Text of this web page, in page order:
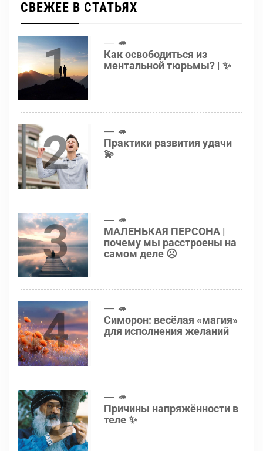
СВЕЖЕЕ В СТАТЬЯХ
1 🦔
Как освободиться из
ментальной тюрьмы? | ✨
2 🦔
Практики развития удачи
💫
3 🦔
МАЛЕНЬКАЯ ПЕРСОНА |
почему мы расстроены на
самом деле ☹️
4 🦔
Симорон: весёлая «магия»
для исполнения желаний
5 🦔
Причины напряжённости в
теле ✨